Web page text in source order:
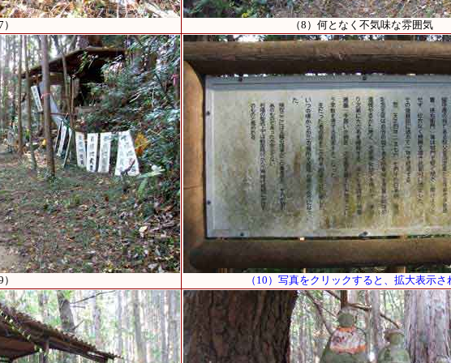
（8）何となく不気味な雰囲気
（10）写真をクリックすると、拡大表示さ